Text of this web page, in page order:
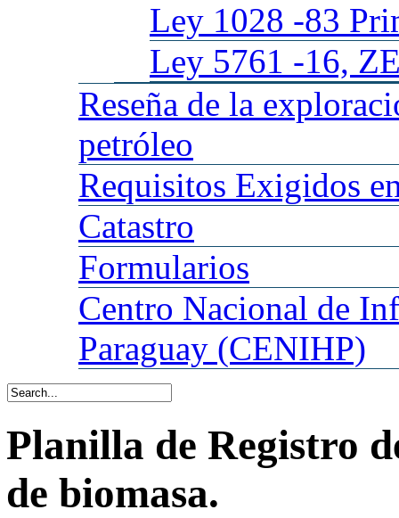
Ley 1028 -83
Ley 5761 -16,
Reseña de la
petróleo
Requisitos Exigidos
Catastro
Formularios
Centro Nacional de
Paraguay (CENIHP)
Planilla de Registro
de biomasa.